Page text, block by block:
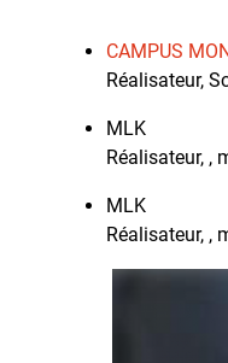
CAMPUS
Réalisateur,
MLK
Réalisateur, ,
MLK
Réalisateur, ,